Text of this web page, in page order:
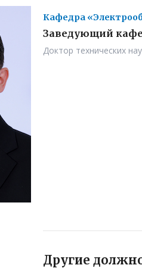
Кафедра
Заведующий
Доктор технических
Другие